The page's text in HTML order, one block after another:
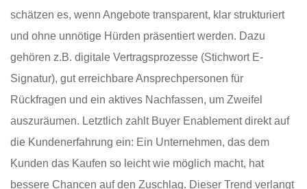
schätzen es, wenn Angebote transparent, klar strukturiert
und ohne unnötige Hürden präsentiert werden. Dazu
gehören z.B. digitale Vertragsprozesse (Stichwort E-
Signatur), gut erreichbare Ansprechpersonen für
Rückfragen und ein aktives Nachfassen, um Zweifel
auszuräumen. Letztlich zahlt Buyer Enablement direkt auf
die Kundenerfahrung ein: Ein Unternehmen, das dem
Kunden das Kaufen so leicht wie möglich macht, hat
bessere Chancen auf den Zuschlag. Dieser Trend verlangt